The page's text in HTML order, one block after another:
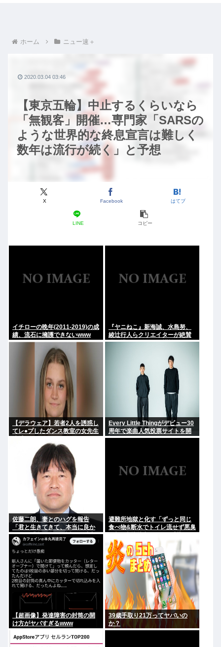
ホーム ニュー速＋
【東京五輪】中止するくらいなら
「無観客」開催…専門家「SARSの
ような世界的な終息宣言は難しく
数年は流行が続く」と予想
X Facebook はてブ
LINE コピー
2020.03.04 03:46
イチローの晩年(2011-2019)の成
績、流石に擁護できないwww
『ヤニねこ』新海誠、水島努、
綾辻行人らクリエイターが絶賛
過激描写はBPOでも議論に
【デラウェア】若者2人を誘惑し
てレ●プしたダンス教室の女先生
Every Little Thingがデビュー30
周年で楽曲人気投票サイトを開
設 俺はもちろんFace the
佐藤二朗、妻とのハグを報告
「君と生きてきて、本当に良か
った」「文〇砲より遥かに威力
は弱いが、僕のノロケ砲をお見
舞いする」
避難所地獄と化す「ずっと同じ
食べ物&断水でトイレ流せず悪臭
【超画像】発達障害の封筒の開
け方がヤバすぎるwww
39歳手取り21万ってヤバいの
か？